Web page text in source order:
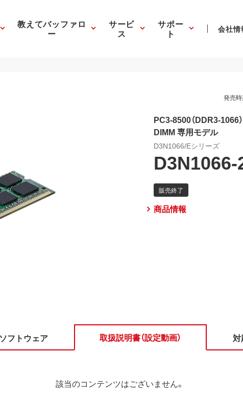
教えてバッファロ
ー
サービ
ス
サポー
ト 会社情
発売時
PC3-8500（DDR3-
DIMM 専用モデル
D3N1066/Eシリーズ
商品情報
ソフトウェア 取扱説明書（設定動画） 対
該当のコンテンツはございません。